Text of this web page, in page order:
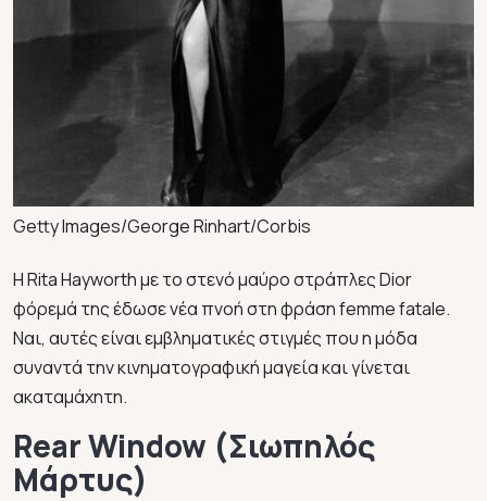
Getty Images/George Rinhart/Corbis
Η Rita Hayworth με το στενό μαύρο στράπλες Dior
φόρεμά της έδωσε νέα πνοή στη φράση femme fatale.
Ναι, αυτές είναι εμβληματικές στιγμές που η μόδα
συναντά την κινηματογραφική μαγεία και γίνεται
ακαταμάχητη.
Rear Window (Σιωπηλός
Μάρτυς)